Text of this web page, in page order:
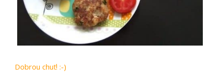
Dobrou chuť! :-)